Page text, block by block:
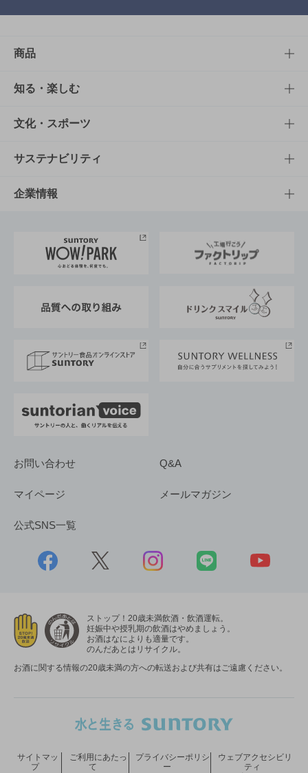
商品
商品TOP
商品一覧
商品発売情報
栄養成分一覧
知る・楽しむ
知る・楽しむTOP
キャンペーン
工場見学
地域情報
文化・スポーツ
文化・スポーツTOP
サントリーホール
サントリーサンバーズ大阪
サステナビリティ
サステナビリティTOP
サントリーが考えるサステナビリティ経営
企業情報
企業概要
採用情報
お問い合わせ Q&A
マイページ メールマガジン
公式SNS一覧
ストップ！20歳未満飲酒・飲酒運転。
妊娠中や授乳期の飲酒はやめましょう。
お酒はなによりも適量です。
のんだあとはリサイクル。
お酒に関する情報の20歳未満の方への転送および共有はご遠慮ください。
サイトマッ
プ
ご利用にあたっ
て
プライバシーポリシ
ー
ウェブアクセシビリ
ティ